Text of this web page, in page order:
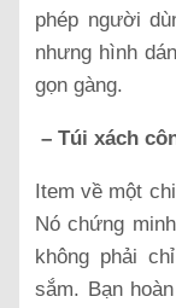
phép người
nhưng hình
gọn gàng.
– Túi xách
Item về một
Nó chứng
không phải
sắm. Bạn